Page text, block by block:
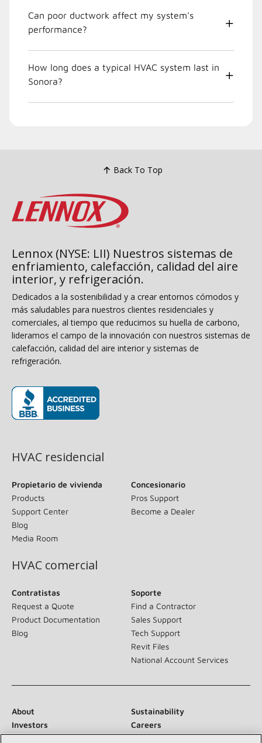
Can poor ductwork affect my system's
performance?
How long does a typical HVAC system last in
Sonora?
Back To Top
Lennox (NYSE: LII) Nuestros sistemas de
enfriamiento, calefacción, calidad del aire
interior, y refrigeración.
Dedicados a la sostenibilidad y a crear entornos cómodos y
más saludables para nuestros clientes residenciales y
comerciales, al tiempo que reducimos su huella de carbono,
lideramos el campo de la innovación con nuestros sistemas de
calefacción, calidad del aire interior y sistemas de
refrigeración.
HVAC residencial
Propietario de vivienda
Products
Support Center
Blog
Media Room
Concesionario
Pros Support
Become a Dealer
HVAC comercial
Contratistas
Request a Quote
Product Documentation
Blog
Soporte
Find a Contractor
Sales Support
Tech Support
Revit Files
National Account Services
About
Sustainability
Investors
Careers
Suppliers
Contact Us